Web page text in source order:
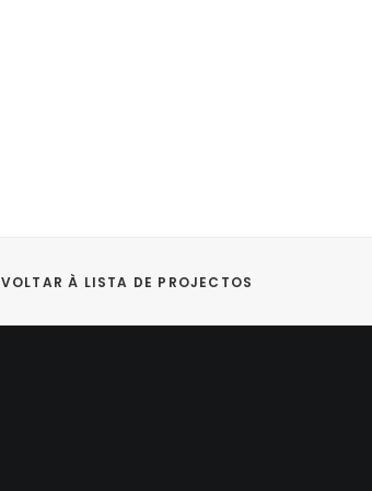
VOLTAR À LISTA DE PROJECTOS